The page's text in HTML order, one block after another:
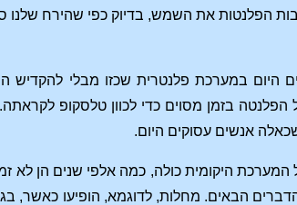
הפלנטות את השמש, בדיוק כפי שהירח
היום במערכת פלנטרית שכזו מבלי
בזמן מסוים כדי לכוון טלסקופ
אנשים עסוקים היום.
הבאים. מחלות, לדוגמא, הופיעו כאשר,